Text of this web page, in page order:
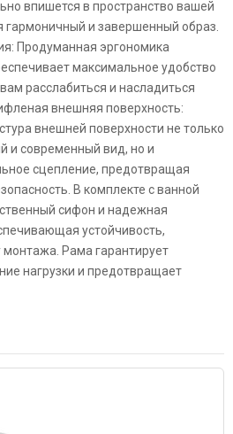
впишется в пространство вашей
гармоничный и завершенный образ.
Продуманная эргономика
максимальное удобство
расслабиться и насладиться
внешняя поверхность:
внешней поверхности не только
и современный вид, но и
сцепление, предотвращая
В комплекте с ванной
сифон и надежная
устойчивость,
монтажа. Рама гарантирует
нагрузки и предотвращает